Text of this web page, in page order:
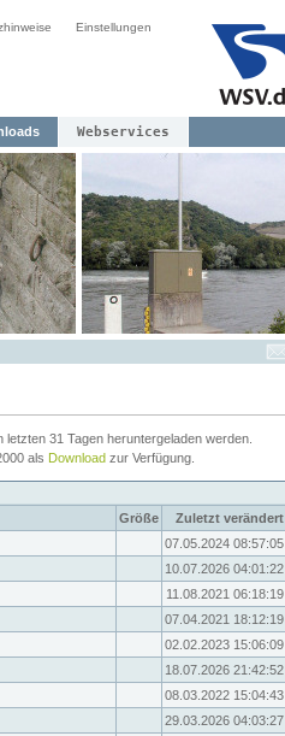
Einstellungen
Webservices
31 Tagen heruntergeladen werden.
als Download zur Verfügung.
Größe
Zuletzt verändert
07.05.2024 08:57:05
10.07.2026 04:01:22
11.08.2021 06:18:19
07.04.2021 18:12:19
02.02.2023 15:06:09
18.07.2026 21:42:52
08.03.2022 15:04:43
29.03.2026 04:03:27